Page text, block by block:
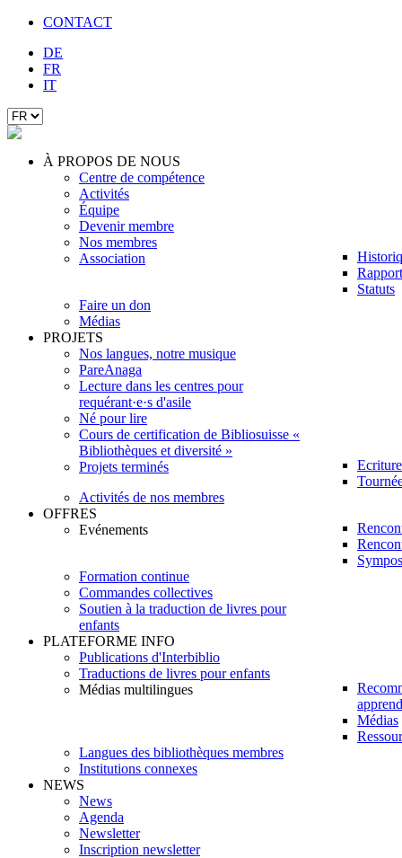
CONTACT
DE
FR
IT
À PROPOS DE NOUS
Centre de compétence
Activités
Équipe
Devenir membre
Nos membres
Association
Statuts
Faire un don
Médias
PROJETS
Nos langues, notre musique
PareAnaga
Lecture dans les centres pour
requérant·e·s d'asile
Né pour lire
Cours de certification de Bibliosuisse «
Bibliothèques et diversité »
Projets terminés
Activités de nos membres
OFFRES
Evénements
Formation continue
Commandes collectives
Soutien à la traduction de livres pour
enfants
PLATEFORME INFO
Publications d'Interbiblio
Traductions de livres pour enfants
Médias multilingues
Médias
Langues des bibliothèques membres
Institutions connexes
NEWS
News
Agenda
Newsletter
Inscription newsletter